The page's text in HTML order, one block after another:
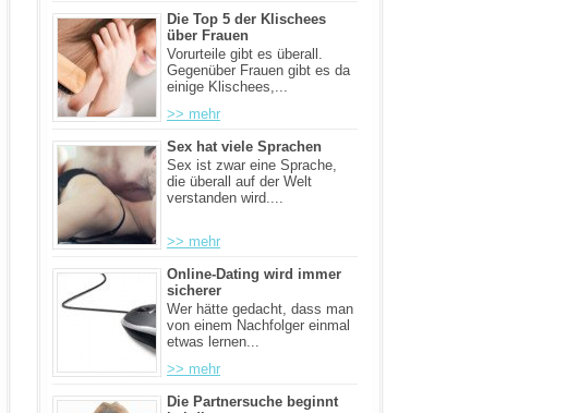
Die Top 5 der Klischees
über Frauen
Vorurteile gibt es überall.
Gegenüber Frauen gibt es da
einige Klischees,...
>> mehr
Sex hat viele Sprachen
Sex ist zwar eine Sprache,
die überall auf der Welt
verstanden wird....
>> mehr
Online-Dating wird immer
sicherer
Wer hätte gedacht, dass man
von einem Nachfolger einmal
etwas lernen...
>> mehr
Die Partnersuche beginnt